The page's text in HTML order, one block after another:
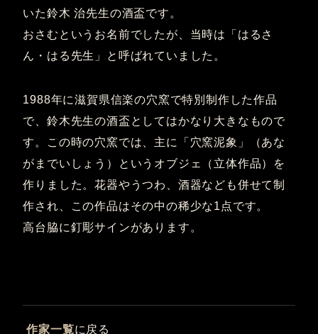
いた鈴木 治先生の酒盃です。
おさむというお名前でしたが、当時は「はるさ
ん・はる先生」と呼ばれていました。
1988年に滋賀県信楽の穴窯で特別制作した作品
で、鈴木先生の酒盃としてはかなり大きなもので
す。この時の穴窯では、主に「穴窯泥象」（あな
がまでいしょう）というオブジェ（立体作品）を
作りました。花器やうつわ、酒器なども併せて制
作され、この作品はその中の稀少な1点です。
高台脇に釘彫サインがあります。
作家一覧に戻る